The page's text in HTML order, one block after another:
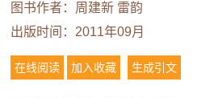
图书作者： 周建新 雷韵
出版时间：2011年09月
在线阅读 加入收藏 生成引文